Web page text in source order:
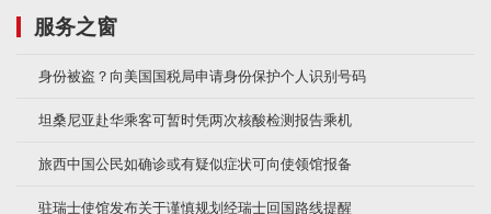
服务之窗
身份被盗？向美国国税局申请身份保护个人识别号码
坦桑尼亚赴华乘客可暂时凭两次核酸检测报告乘机
旅西中国公民如确诊或有疑似症状可向使领馆报备
驻瑞士使馆发布关于谨慎规划经瑞士回国路线提醒